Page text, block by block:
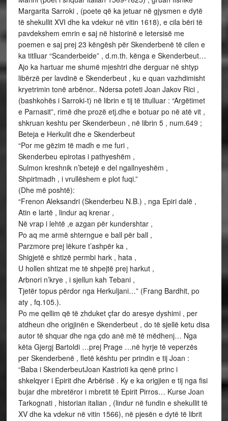
Beteja e Herkulit dhe e Skenderbeut
“Por me gëzim të madh e me furi ,
Skenderbeu epirotas i pathyeshëm ,
Sulmon kreshnik n’betejë e del ngallnyeshëm ,
Shpirtmadh , i vrullëshem e plot fuqi.”
(Dhe më poshtë):
“Frenon Aleksandri (Skenderbeu N.B.) , nga Epiri dalë ,
Atin e lartë , lindur aq krenar ,
Në vrap i lehtë ,e azgan për kundershtar ,
Po aq me armë shterngue e ball për ball ,
Parzmore prej lëkure t’ashpër ka ,
Shigjetë e shtizë permbi hark , hata ,
U hollen shtizat me të shpejtë prej harkut ,
Arbnori n’krye , i sjellun kah Tebani ,
Tjetër topus përdor nga Herkuljani…” (Frang Bardhit, po
aty , fq.105.).
Po me qellim që të zhduket çfar do aresye dyshimi , per
atdheun dhe origjinën e Skenderbeut , do të sjellë ketu disa
autor të shquar dhe nga çdo anë më të mëdhenj… Nga
këta Gjergj Bartoldi …prej Prage …në hyrje të veperzës
per Skenderbenë , fletë kështu per prindin e tij Joan :
“Baba i SkenderbeutJoan Kastrioti ka qenë princ i
shkelqyer i Epirit dhe Arbërisë . Ky e ka origjien e tij nga fisi
bujar dhe mbretëror i mbretit të Epirit Pirros… Kurse Joan
Tarkognati , historian italian , (lindur në fundin e shekullit të
XV dhe ka vdekur në vitin 1566), në pjesën e dytë të librit